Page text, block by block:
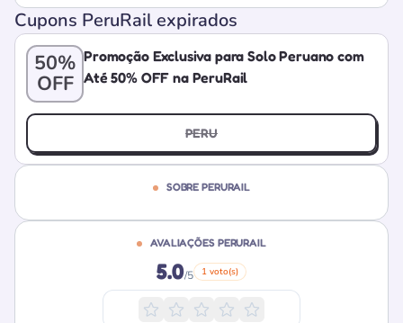
Cupons PeruRail expirados
50%
OFF
Promoção Exclusiva para Solo Peruano com
Até 50% OFF na PeruRail
PERU
SOBRE PERURAIL
AVALIAÇÕES PERURAIL
5.0/5 1 voto(s)